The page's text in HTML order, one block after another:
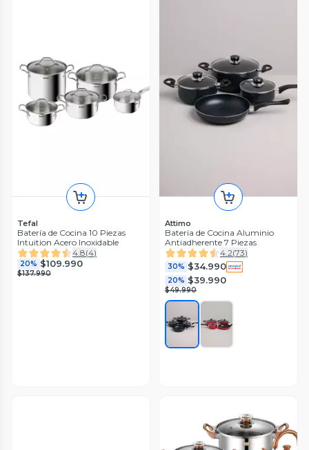
Tefal
Batería de Cocina 10 Piezas
Intuition Acero Inoxidable
4.8(4)
20% $109.990
$137.990
Attimo
Batería de Cocina Aluminio
Antiadherente 7 Piezas
4.2(73)
30% $34.990
20% $39.990
$49.990